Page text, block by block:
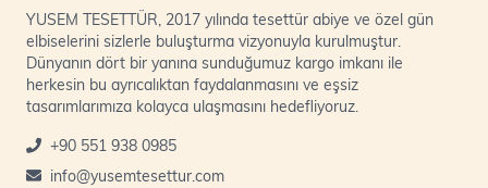
YUSEM TESETTÜR, 2017 yılında tesettür abiye ve özel gün
elbiselerini sizlerle buluşturma vizyonuyla kurulmuştur.
Dünyanın dört bir yanına sunduğumuz kargo imkanı ile
herkesin bu ayrıcalıktan faydalanmasını ve eşsiz
tasarımlarımıza kolayca ulaşmasını hedefliyoruz.
+90 551 938 0985
info@yusemtesettur.com